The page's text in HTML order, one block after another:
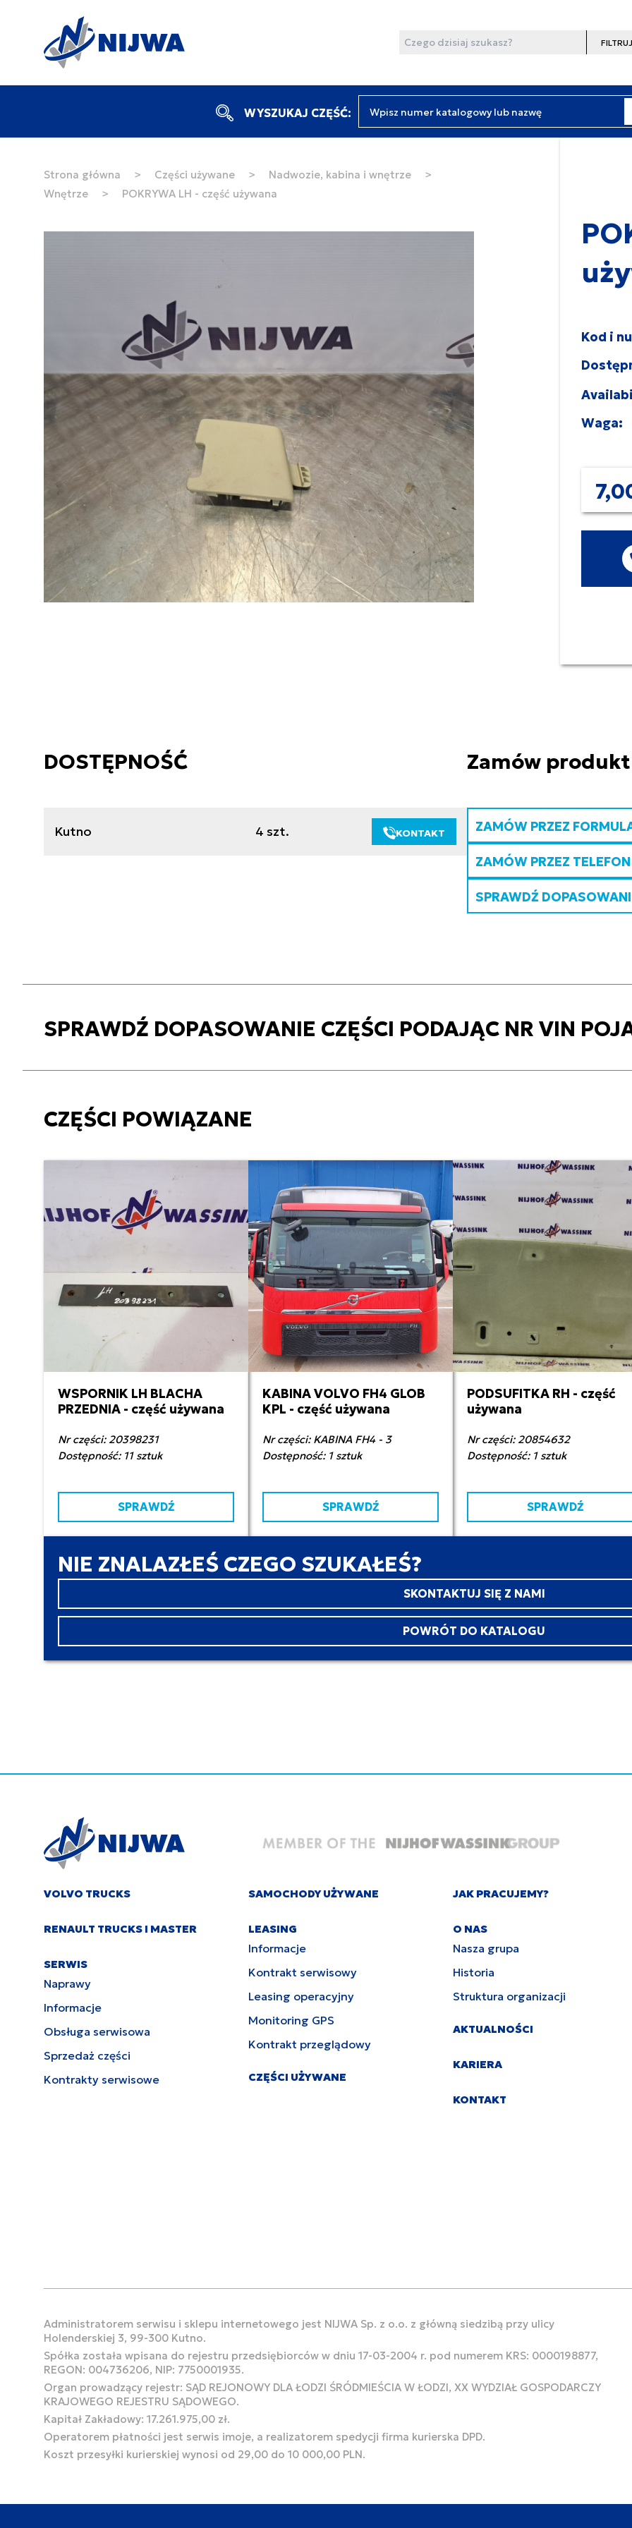
Wyszukaj
Filtruj
WYSZUKAJ CZĘŚĆ:
Strona główna > Części używane > Nadwozie, kabina i wnętrze
>
Wnętrze
> POKRYWA LH - część używana
Kod i
Waga:
DOSTĘPNOŚĆ
Kutno 4 szt. KONTAKT
Zamów produkt
ZAMÓW PRZEZ
ZAMÓW PRZEZ TELEFON
SPRAWDŹ
SPRAWDŹ DOPASOWANIE CZĘŚCI PODAJĄC NR VIN
CZĘŚCI POWIĄZANE
50,00 zł netto
WSPORNIK LH BLACHA
PRZEDNIA - część używana
Nr części: 20398231
Dostępność: 11 sztuk
SPRAWDŹ
32 000,00 zł netto
KABINA VOLVO FH4 GLOB
KPL - część używana
Nr części: KABINA FH4 - 3
Dostępność: 1 sztuk
SPRAWDŹ
300,00 zł netto
PODSUFITKA RH - część
używana
Nr części: 20854632
Dostępność: 1 sztuk
SPRAWDŹ
NIE ZNALAZŁEŚ CZEGO SZUKAŁEŚ?
SKONTAKTUJ SIĘ Z NAMI
POWRÓT DO KATALOGU
VOLVO TRUCKS
RENAULT TRUCKS I MASTER
SERWIS
Naprawy
Informacje
Obsługa serwisowa
Sprzedaż części
Kontrakty serwisowe
SAMOCHODY UŻYWANE
LEASING
Informacje
Kontrakt serwisowy
Leasing operacyjny
Monitoring GPS
Kontrakt przeglądowy
CZĘŚCI UŻYWANE
JAK PRACUJEMY?
O NAS
Nasza grupa
Historia
Struktura organizacji
AKTUALNOŚCI
KARIERA
KONTAKT
Administratorem serwisu i sklepu internetowego jest NIJWA Sp. z o.o. z główną siedzibą przy ulicy
Holenderskiej 3, 99-300 Kutno.
Spółka została wpisana do rejestru przedsiębiorców w dniu 17-03-2004 r. pod numerem KRS: 0000198877,
REGON: 004736206, NIP: 7750001935.
Organ prowadzący rejestr: SĄD REJONOWY DLA ŁODZI ŚRÓDMIEŚCIA W ŁODZI, XX WYDZIAŁ GOSPODARCZY
KRAJOWEGO REJESTRU SĄDOWEGO.
Kapitał Zakładowy: 17.261.975,00 zł.
Operatorem płatności jest serwis imoje, a realizatorem spedycji firma kurierska DPD.
Koszt przesyłki kurierskiej wynosi od 29,00 do 10 000,00 PLN.